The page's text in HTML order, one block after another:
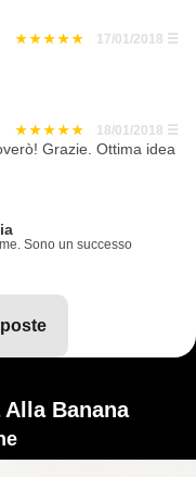
17/01/2018 ☰
18/01/2018 ☰
Grazie. Ottima idea
Sono un successo
Alla Banana